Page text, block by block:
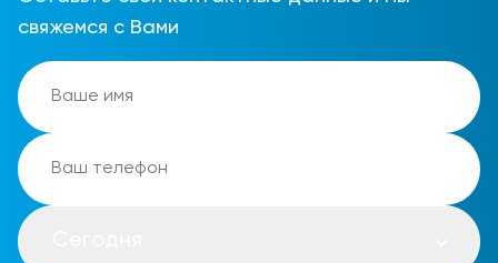
свяжемся с Вами